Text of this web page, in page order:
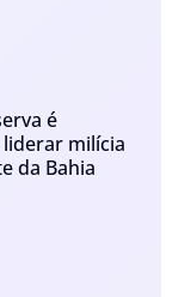
é
milícia
da Bahia